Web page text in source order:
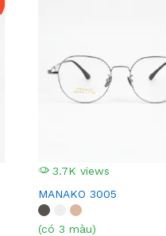
3.7K views
MANAKO 3005
(có 3 màu)